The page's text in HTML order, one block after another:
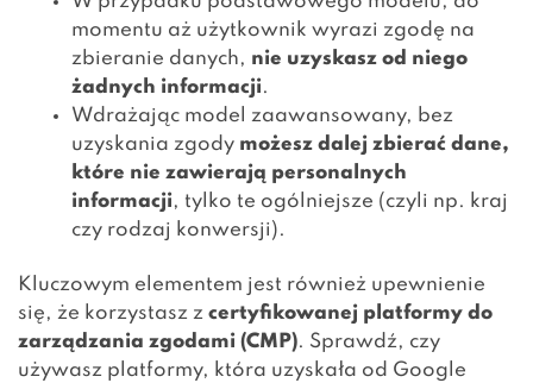
momentu aż użytkownik wyrazi zgodę na
zbieranie danych, nie uzyskasz od niego
żadnych informacji.
Wdrażając model zaawansowany, bez
uzyskania zgody możesz dalej zbierać dane,
które nie zawierają personalnych
informacji, tylko te ogólniejsze (czyli np. kraj
czy rodzaj konwersji).
Kluczowym elementem jest również upewnienie
się, że korzystasz z certyfikowanej platformy do
zarządzania zgodami (CMP). Sprawdź, czy
używasz platformy, która uzyskała od Google